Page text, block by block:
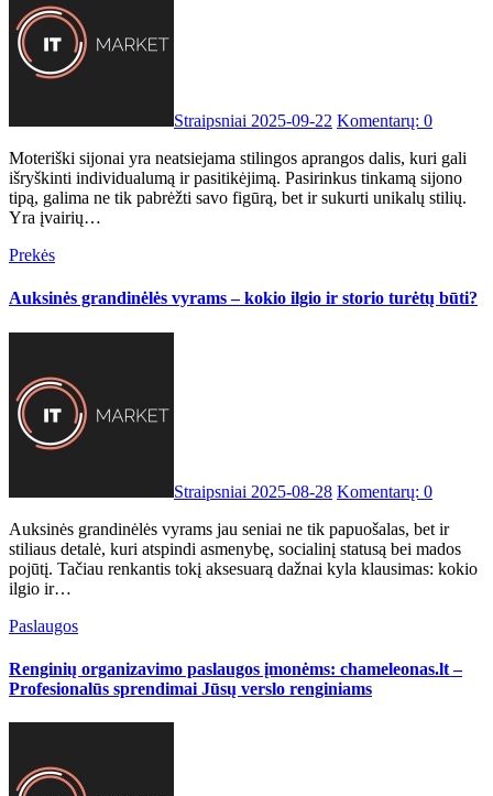
Straipsniai 2025-09-22 Komentarų: 0
Moteriški sijonai yra neatsiejama stilingos aprangos dalis, kuri gali
išryškinti individualumą ir pasitikėjimą. Pasirinkus tinkamą sijono
tipą, galima ne tik pabrėžti savo figūrą, bet ir sukurti unikalų stilių.
Yra įvairių…
Prekės
Auksinės grandinėlės vyrams – kokio ilgio ir storio turėtų būti?
Straipsniai 2025-08-28 Komentarų: 0
Auksinės grandinėlės vyrams jau seniai ne tik papuošalas, bet ir
stiliaus detalė, kuri atspindi asmenybę, socialinį statusą bei mados
pojūtį. Tačiau renkantis tokį aksesuarą dažnai kyla klausimas: kokio
ilgio ir…
Paslaugos
Renginių organizavimo paslaugos įmonėms: chameleonas.lt –
Profesionalūs sprendimai Jūsų verslo renginiams